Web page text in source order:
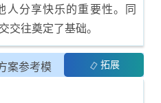
人分享快乐的重要性。同
交往奠定了基础。
案参考模 拓展